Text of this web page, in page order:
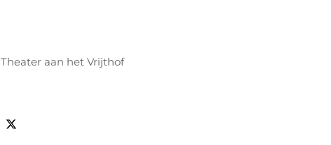
Theater aan het Vrijthof